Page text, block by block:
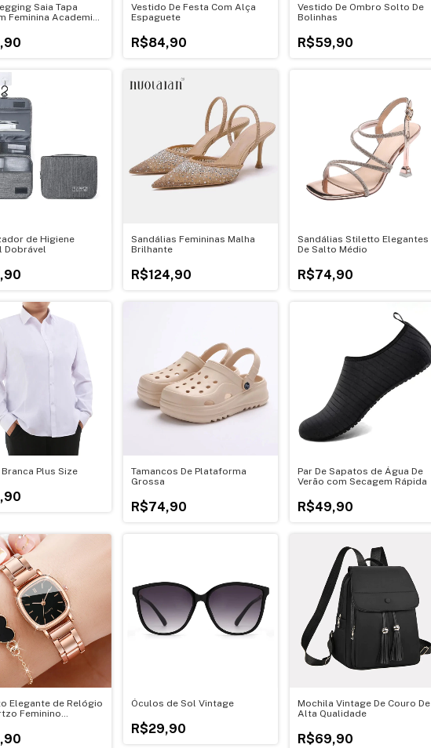
Saia Tapa
Feminina Academia
Vestido De Festa Com Alça
Espaguete
R$84,90
Vestido De Ombro Solto De
Bolinhas
R$59,90
de Higiene
Dobrável
Sandálias Femininas Malha
Brilhante
R$124,90
Sandálias Stiletto Elegantes
De Salto Médio
R$74,90
Branca Plus Size
Tamancos De Plataforma
Grossa
R$74,90
Par De Sapatos de Água De
Verão com Secagem Rápida
R$49,90
Elegante de Relógio
Feminino
Óculos de Sol Vintage
R$29,90
Mochila Vintage De Couro De
Alta Qualidade
R$69,90